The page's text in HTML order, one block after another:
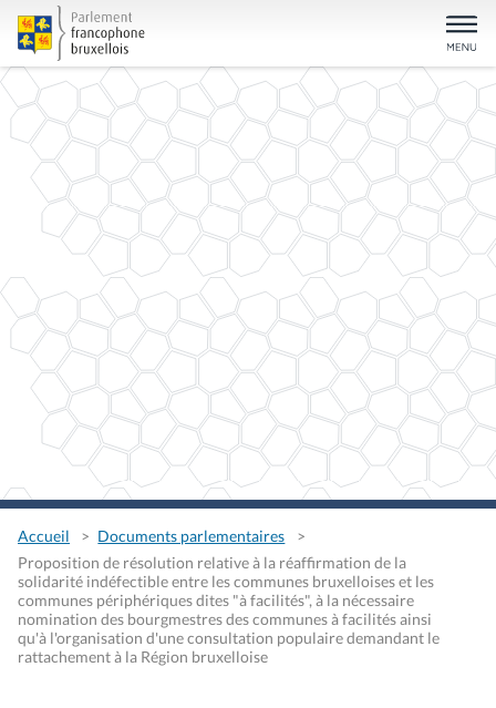
Accueil
Documents parlementaires
Proposition de résolution relative à la réaffirmation de la
solidarité indéfectible entre les communes bruxelloises et les
communes périphériques dites "à facilités", à la nécessaire
nomination des bourgmestres des communes à facilités ainsi
qu'à l'organisation d'une consultation populaire demandant le
rattachement à la Région bruxelloise